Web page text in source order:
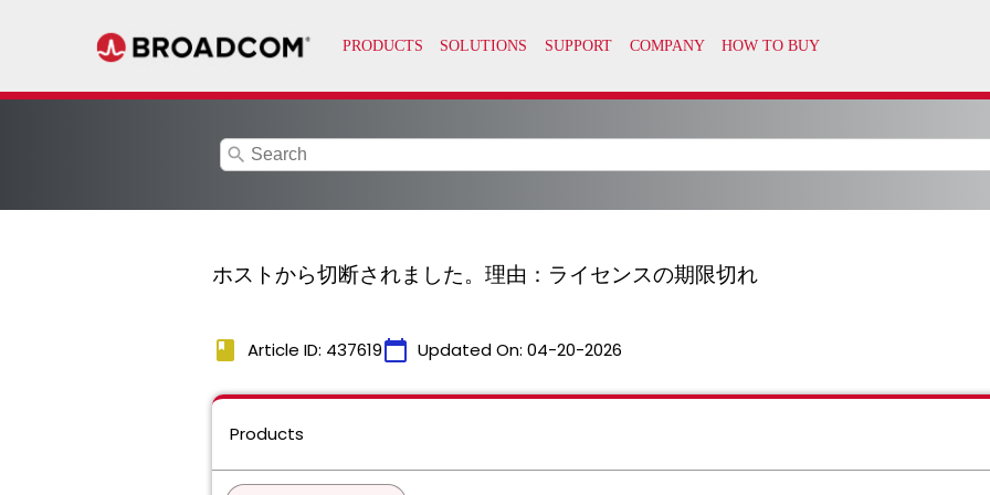
search
ホストから切断されました。理由：ライセンスの期限切れ
book Article ID: 437619calendar_today Updated On: 04-20-2026
Products